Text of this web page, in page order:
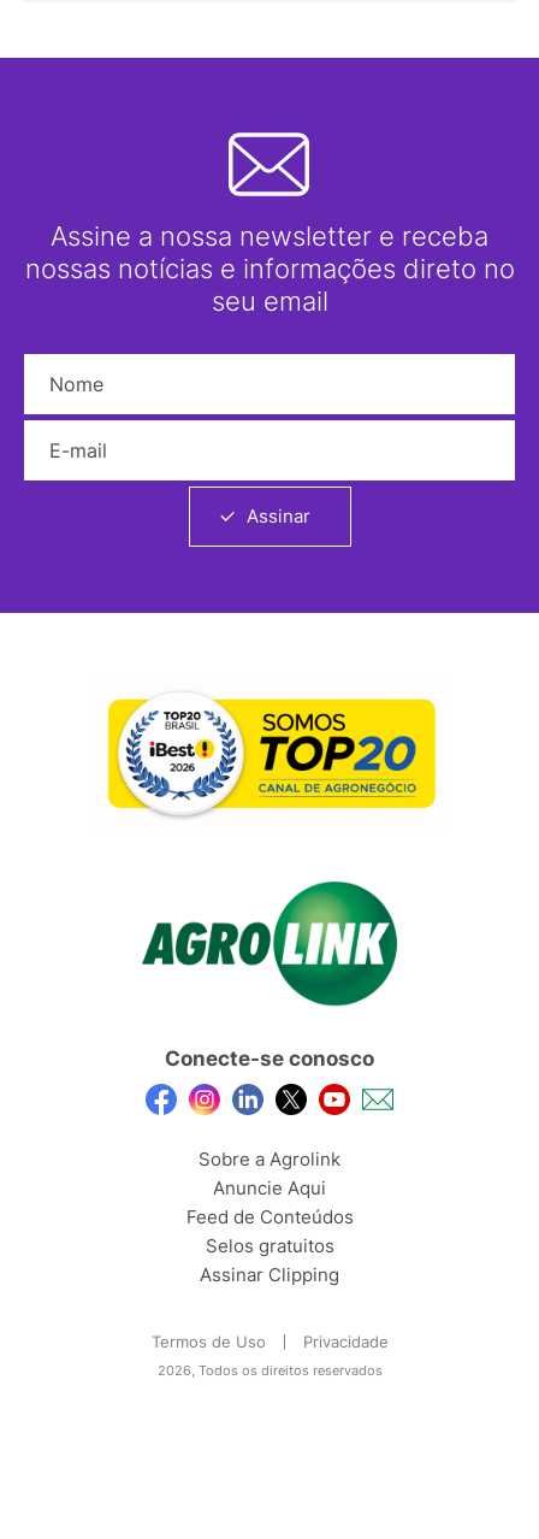
Assine a nossa newsletter e receba
nossas notícias e informações direto no
seu email
Assinar
Conecte-se conosco
Sobre a Agrolink
Anuncie Aqui
Feed de Conteúdos
Selos gratuitos
Assinar Clipping
Termos de Uso Privacidade
2026, Todos os direitos reservados